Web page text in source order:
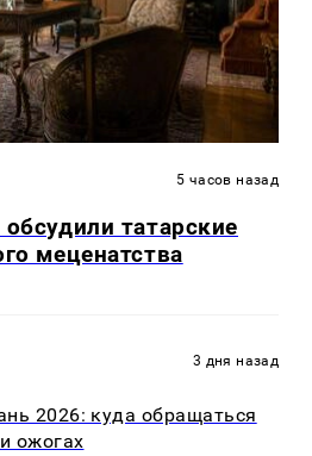
5 часов назад
татарские
меценатства
3 дня назад
2026: куда обращаться
ожогах